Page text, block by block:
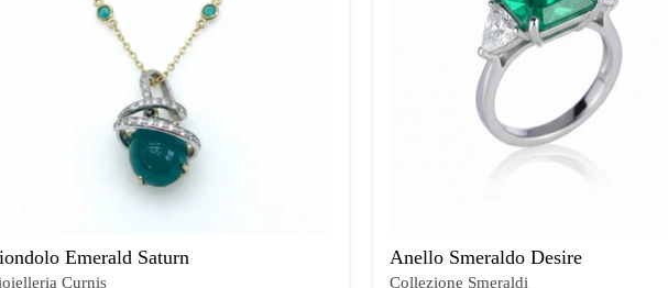
Emerald Saturn
Curnis
Anello Smeraldo Desire
Collezione Smeraldi